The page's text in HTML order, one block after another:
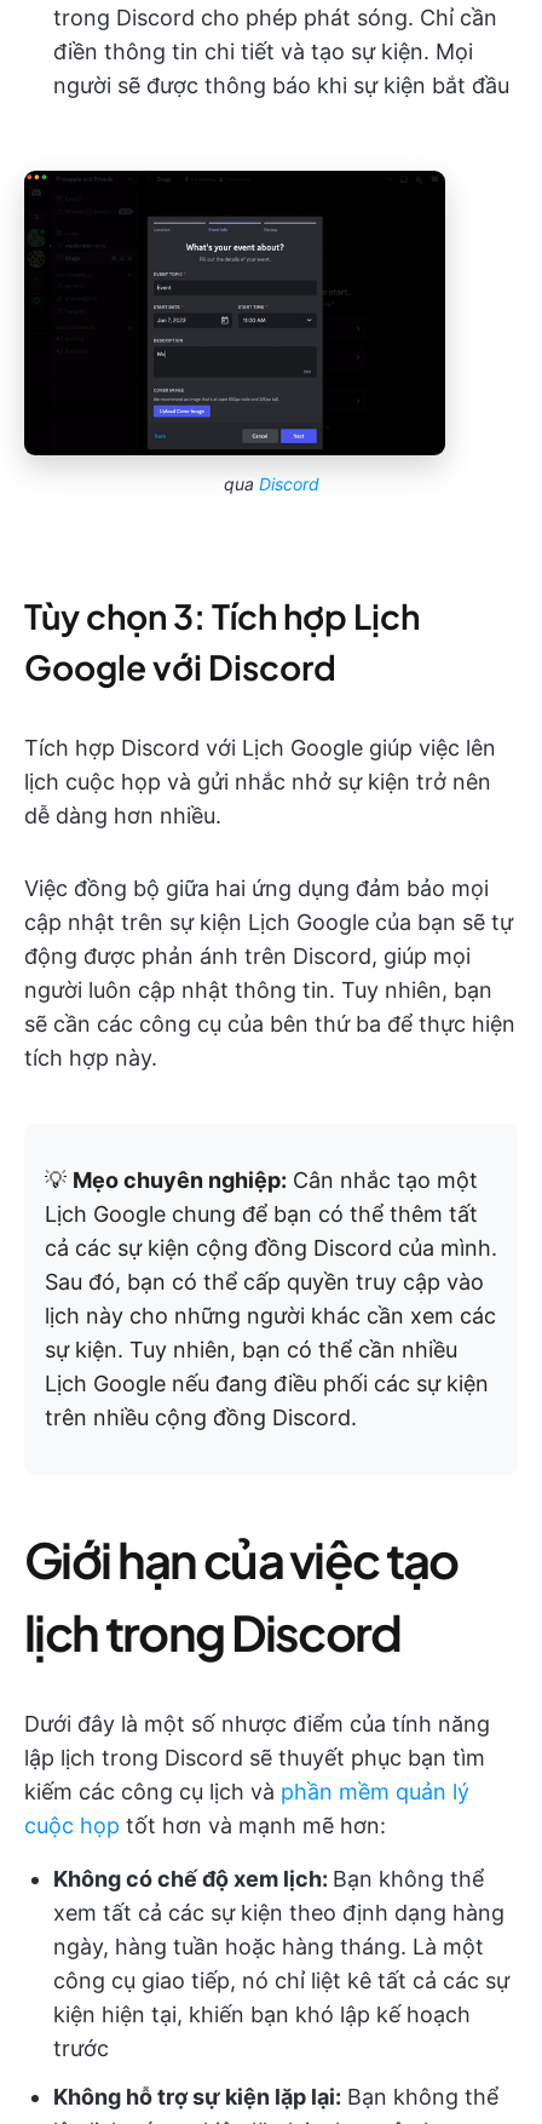
trong Discord cho phép phát sóng. Chỉ cần
điền thông tin chi tiết và tạo sự kiện. Mọi
người sẽ được thông báo khi sự kiện bắt đầu
qua Discord
Tùy chọn 3: Tích hợp Lịch
Google với Discord
Tích hợp Discord với Lịch Google giúp việc lên
lịch cuộc họp và gửi nhắc nhở sự kiện trở nên
dễ dàng hơn nhiều.
Việc đồng bộ giữa hai ứng dụng đảm bảo mọi
cập nhật trên sự kiện Lịch Google của bạn sẽ tự
động được phản ánh trên Discord, giúp mọi
người luôn cập nhật thông tin. Tuy nhiên, bạn
sẽ cần các công cụ của bên thứ ba để thực hiện
tích hợp này.
💡 Mẹo chuyên nghiệp: Cân nhắc tạo một
Lịch Google chung để bạn có thể thêm tất
cả các sự kiện cộng đồng Discord của mình.
Sau đó, bạn có thể cấp quyền truy cập vào
lịch này cho những người khác cần xem các
sự kiện. Tuy nhiên, bạn có thể cần nhiều
Lịch Google nếu đang điều phối các sự kiện
trên nhiều cộng đồng Discord.
Giới hạn của việc tạo
lịch trong Discord
Dưới đây là một số nhược điểm của tính năng
lập lịch trong Discord sẽ thuyết phục bạn tìm
kiếm các công cụ lịch và phần mềm quản lý
cuộc họp tốt hơn và mạnh mẽ hơn:
Không có chế độ xem lịch: Bạn không thể
xem tất cả các sự kiện theo định dạng hàng
ngày, hàng tuần hoặc hàng tháng. Là một
công cụ giao tiếp, nó chỉ liệt kê tất cả các sự
kiện hiện tại, khiến bạn khó lập kế hoạch
trước
Không hỗ trợ sự kiện lặp lại: Bạn không thể